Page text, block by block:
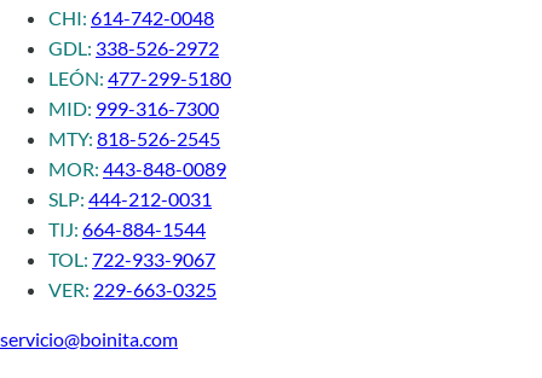
CHI: 614-742-0048
GDL: 338-526-2972
LEÓN: 477-299-5180
MID: 999-316-7300
MTY: 818-526-2545
MOR: 443-848-0089
SLP: 444-212-0031
TIJ: 664-884-1544
TOL: 722-933-9067
VER: 229-663-0325
servicio@boinita.com